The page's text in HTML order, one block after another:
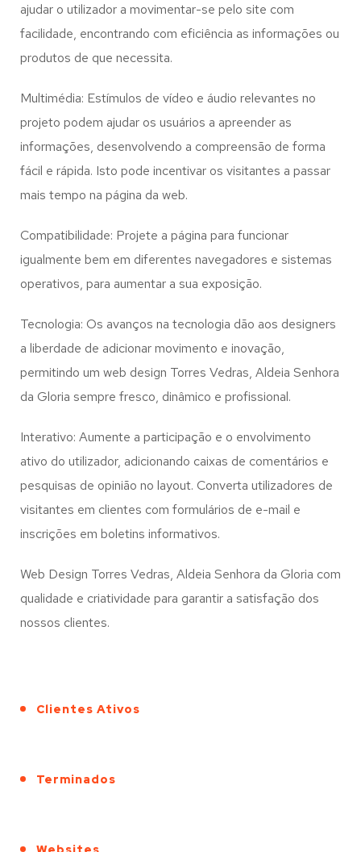
ajudar o utilizador a movimentar-se pelo site com
facilidade, encontrando com eficiência as informações ou
produtos de que necessita.
Multimédia: Estímulos de vídeo e áudio relevantes no
projeto podem ajudar os usuários a apreender as
informações, desenvolvendo a compreensão de forma
fácil e rápida. Isto pode incentivar os visitantes a passar
mais tempo na página da web.
Compatibilidade: Projete a página para funcionar
igualmente bem em diferentes navegadores e sistemas
operativos, para aumentar a sua exposição.
Tecnologia: Os avanços na tecnologia dão aos designers
a liberdade de adicionar movimento e inovação,
permitindo um web design Torres Vedras, Aldeia Senhora
da Gloria sempre fresco, dinâmico e profissional.
Interativo: Aumente a participação e o envolvimento
ativo do utilizador, adicionando caixas de comentários e
pesquisas de opinião no layout. Converta utilizadores de
visitantes em clientes com formulários de e-mail e
inscrições em boletins informativos.
Web Design Torres Vedras, Aldeia Senhora da Gloria com
qualidade e criatividade para garantir a satisfação dos
nossos clientes.
Clientes Ativos
Terminados